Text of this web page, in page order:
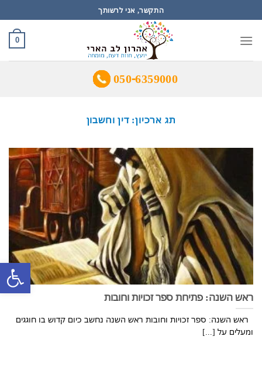
פתח
to
content
התקשר, אני לרשותך
0
050-6359000
תג ארכיון:דין וחשבון
ראש השנה: פתיחת ספר זכויות וחובות
ראש השנה: ספר זכויות וחובות ראש השנה נחשב כיום קדוש בו חוגגים
ומעלים על [...]